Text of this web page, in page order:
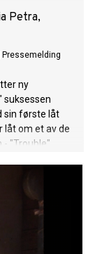
Petra,
Pressemelding
ny
suksessen
sin første låt
låt om et av de
"Trouble"
Weeknd,
med Meghan
Swift slapp
av
av